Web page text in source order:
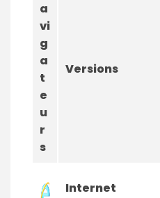
a
vi
g
a
t
e
u
r
s
Versions
Internet